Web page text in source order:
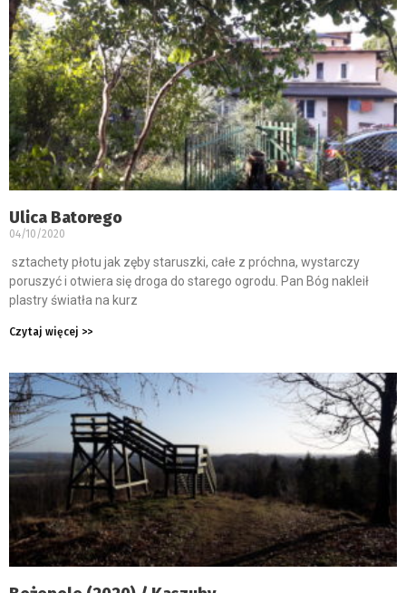
Ulica Batorego
04/10/2020
sztachety płotu jak zęby staruszki, całe z próchna, wystarczy
poruszyć i otwiera się droga do starego ogrodu. Pan Bóg nakleił
plastry światła na kurz
Czytaj więcej >>